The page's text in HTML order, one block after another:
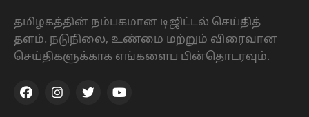
தமிழகத்தின் நம்பகமான டிஜிட்டல் செய்தித்
தளம். நடுநிலை, உண்மை மற்றும் விரைவான
செய்திகளுக்காக எங்களைப பின்தொடரவும்.